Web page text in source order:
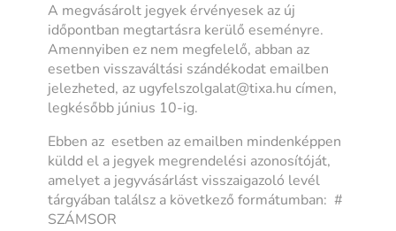
A megvásárolt jegyek érvényesek az új
időpontban megtartásra kerülő eseményre.
Amennyiben ez nem megfelelő, abban az
esetben visszaváltási szándékodat emailben
jelezheted, az ugyfelszolgalat@tixa.hu címen,
legkésőbb június 10-ig.
Ebben az esetben az emailben mindenképpen
küldd el a jegyek megrendelési azonosítóját,
amelyet a jegyvásárlást visszaigazoló levél
tárgyában találsz a következő formátumban: #
SZÁMSOR